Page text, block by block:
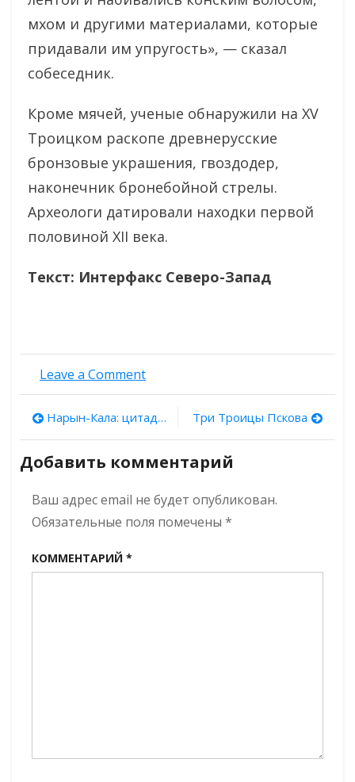
мхом и другими материалами, которые
придавали им упругость», — сказал
собеседник.
Кроме мячей, ученые обнаружили на XV
Троицком раскопе древнерусские
бронзовые украшения, гвоздодер,
наконечник бронебойной стрелы.
Археологи датировали находки первой
половиной XII века.
Текст: Интерфакс Северо-Запад
Leave a Commenton
Феоктиста
и
XII
новые
находки
в
Навигация
по
записям
Нарын-Кала: цитадель древнего Дербента Три Троицы Пскова
Добавить комментарий
Ваш адрес email не будет опубликован.
Обязательные поля помечены *
КОММЕНТАРИЙ *